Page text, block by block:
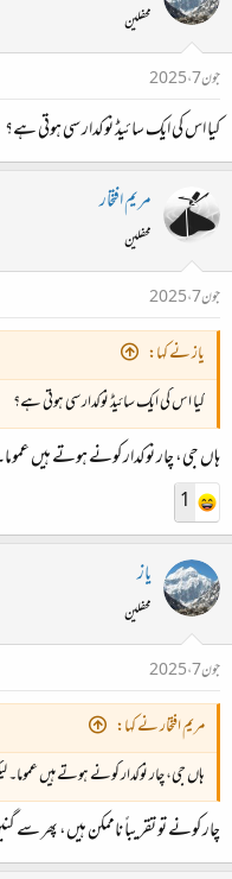
محفلین
جون 7، 2025
کیا اس کی ایک سائیڈ نوکدار سی ہوتی ہے؟
مریم افتخار
محفلین
جون 7، 2025
یاز نے کہا:
کیا اس کی ایک سائیڈ نوکدار سی ہوتی ہے؟
ہاں جی، چار نوکدار کونے ہوتے ہیں
1
یاز
محفلین
جون 7، 2025
مریم افتخار نے کہا:
ہاں جی، چار نوکدار کونے ہوتے ہیں
چار کونے تو تقریباً ناممکن ہیں، پھر